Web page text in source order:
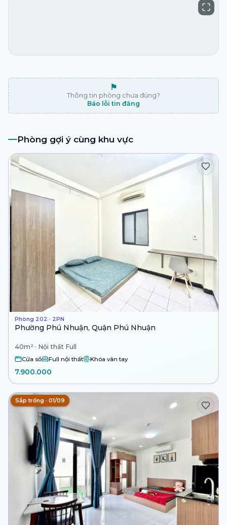
⚑
Thông tin phòng chưa đúng?
Báo lỗi tin đăng
Phòng gợi ý cùng khu vực
Phòng 202 · 2PN
Phường Phú Nhuận, Quận Phú Nhuận
40m² · Nội thất Full
Cửa sổ Full nội thất Khóa vân tay
7.900.000
Sắp trống · 01/09